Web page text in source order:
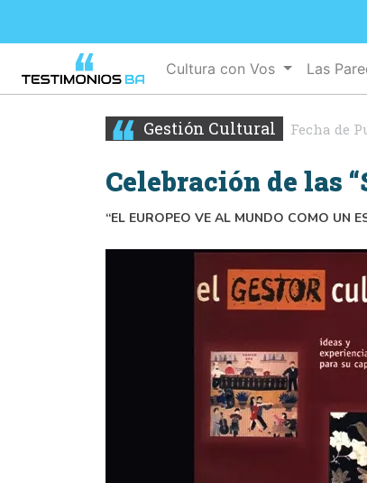
Cultura con Vos Las
Gestión Cultural Fecha de
Celebración de las
“EL EUROPEO VE AL MUNDO COMO UN